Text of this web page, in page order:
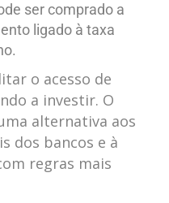
ser comprado a
ligado à taxa
o acesso de
a investir. O
alternativa aos
dos bancos e à
regras mais